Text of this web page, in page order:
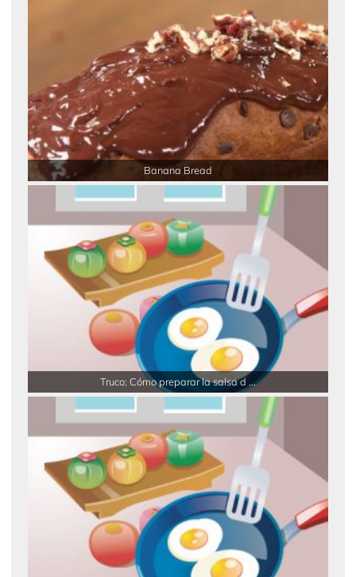
Banana Bread
Truco: Cómo preparar la salsa d ...